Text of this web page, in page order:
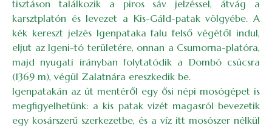
tisztáson találkozik a piros sáv jelzéssel, átvág a
karsztplatón és levezet a Kis-Gáld-patak völgyébe. A
kék kereszt jelzés Igenpataka falu felső végétől indul,
eljut az Igeni-tó területére, onnan a Csumorna-platóra,
majd nyugati irányban folytatódik a Dombó csúcsra
(1369 m), végül Zalatnára ereszkedik be.
Igenpatakán az út mentéről egy ősi népi mosógépet is
megfigyelhetünk: a kis patak vizét magasról bevezetik
egy kosárszerű szerkezetbe, és a víz itt mosószer nélkül